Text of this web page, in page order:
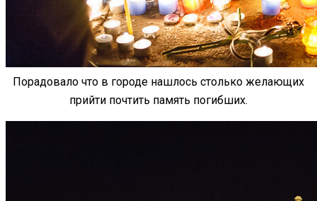
Порадовало что в городе нашлось столько желающих
прийти почтить память погибших.